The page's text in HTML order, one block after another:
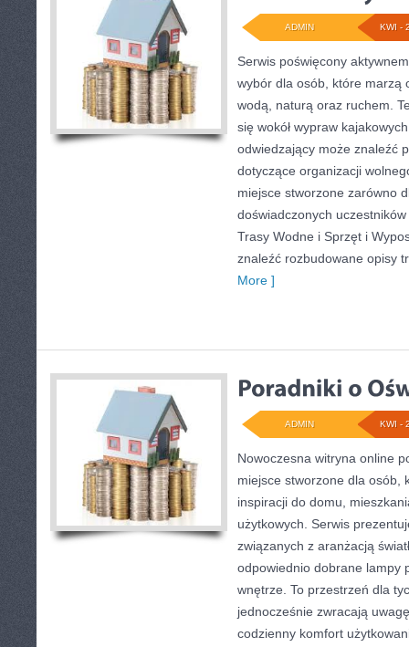
KWI -
ADMIN
Serwis poświęcony
wybór dla osób, które marzą
wodą, naturą oraz ruchem.
się wokół wypraw
odwiedzający może znaleźć
dotyczące organizacji
miejsce stworzone zarówno
doświadczonych
Trasy Wodne i Sprzęt i
znaleźć rozbudowane opisy
More ]
KWI -
ADMIN
Nowoczesna witryna online
miejsce stworzone dla osób,
inspiracji do domu,
użytkowych. Serwis
związanych z aranżacją
odpowiednio dobrane lampy
wnętrze. To przestrzeń dla
jednocześnie zwracają
codzienny komfort